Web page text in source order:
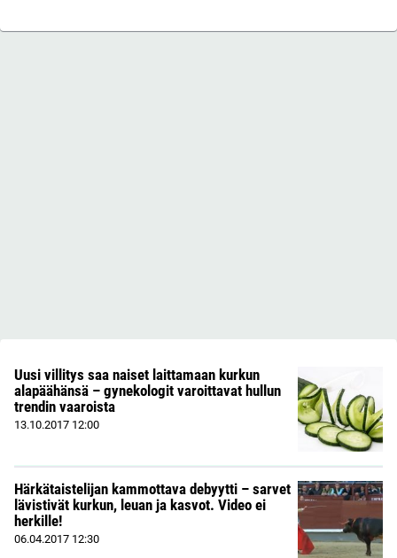
Uusi villitys saa naiset laittamaan kurkun
alapäähänsä – gynekologit varoittavat hullun
trendin vaaroista
13.10.2017 12:00
Härkätaistelijan kammottava debyytti – sarvet
lävistivät kurkun, leuan ja kasvot. Video ei
herkille!
06.04.2017 12:30